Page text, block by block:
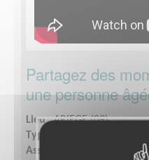
Partagez des
une personne
Lieu :ARIEGE (09)
Type :
Association :
Petits